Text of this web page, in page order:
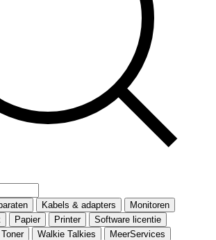
Kabels & adapters
Monitoren
Papier Printer
Software licentie
Toner Walkie Talkies
MeerServices